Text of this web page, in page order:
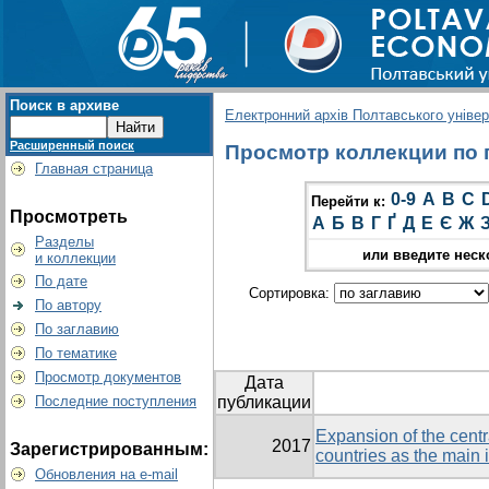
Поиск в архиве
Расширенный поиск
Главная страница
Просмотреть
Разделы
и коллекции
По дате
По автору
По заглавию
По тематике
Просмотр документов
Последние поступления
Зарегистрированным:
Обновления на e-mail
Електронний архів Полтавського
Просмотр коллекции по
Перейти к: 0-9 A B C
А Б В Г Ґ Д Е Є Ж
или введите
Сортировка:
Дата
публикации
2017
Expansion of the
countries as the main